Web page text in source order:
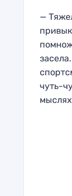
—
чуть-